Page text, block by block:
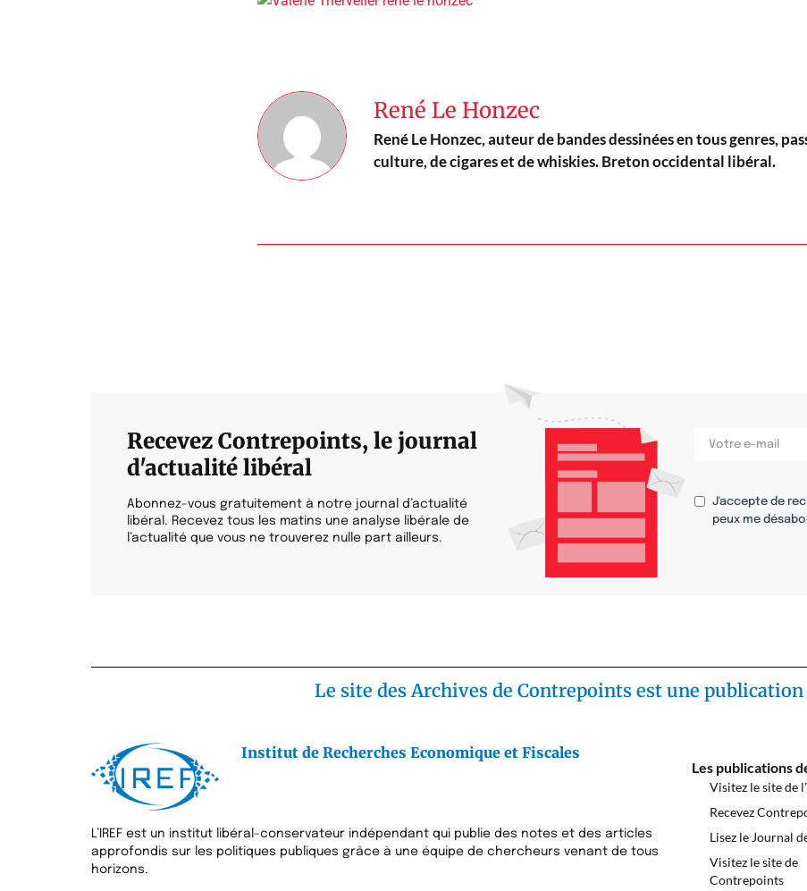
René Le Honzec
René Le Honzec, auteur de bandes dessinées en tous genres,
culture, de cigares et de whiskies. Breton occidental libéral.
Recevez Contrepoints, le journal
d'actualité libéral
Abonnez-vous gratuitement à notre journal d’actualité
libéral. Recevez tous les matins une analyse libérale de
l’actualité que vous ne trouverez nulle part ailleurs.
J'accepte de
peux me
Le site des Archives de Contrepoints est une publication
Institut de Recherches Economique et Fiscales
L’IREF est un institut libéral-conservateur indépendant qui publie des notes et des articles
approfondis sur les politiques publiques grâce à une équipe de chercheurs venant de tous
horizons.
Les publications
Visitez le site de
Recevez
Lisez le Journal
Visitez le site de
Contrepoints